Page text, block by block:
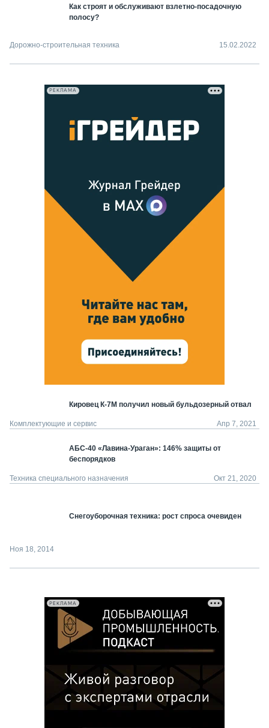
Как строят и обслуживают взлетно-посадочную
полосу?
Дорожно-строительная техника 15.02.2022
РЕКЛАМА
Кировец К-7М получил новый бульдозерный отвал
Комплектующие и сервис Апр 7, 2021
АБС-40 «Лавина-Ураган»: 146% защиты от
беспорядков
Техника специального назначения Окт 21, 2020
Снегоуборочная техника: рост спроса очевиден
Ноя 18, 2014
РЕКЛАМА